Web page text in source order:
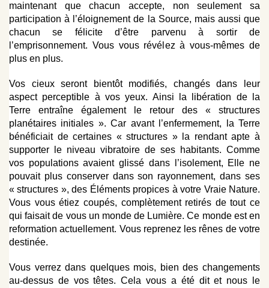
maintenant que chacun accepte, non seulement sa
participation à l’éloignement de la Source, mais aussi que
chacun se félicite d’être parvenu à sortir de
l’emprisonnement. Vous vous révélez à vous-mêmes de
plus en plus.
Vos cieux seront bientôt modifiés, changés dans leur
aspect perceptible à vos yeux. Ainsi la libération de la
Terre entraîne également le retour des « structures
planétaires initiales ». Car avant l’enfermement, la Terre
bénéficiait de certaines « structures » la rendant apte à
supporter le niveau vibratoire de ses habitants. Comme
vos populations avaient glissé dans l’isolement, Elle ne
pouvait plus conserver dans son rayonnement, dans ses
« structures », des Éléments propices à votre Vraie Nature.
Vous vous étiez coupés, complètement retirés de tout ce
qui faisait de vous un monde de Lumière. Ce monde est en
reformation actuellement. Vous reprenez les rênes de votre
destinée.
Vous verrez dans quelques mois, bien des changements
au-dessus de vos têtes. Cela vous a été dit et nous le